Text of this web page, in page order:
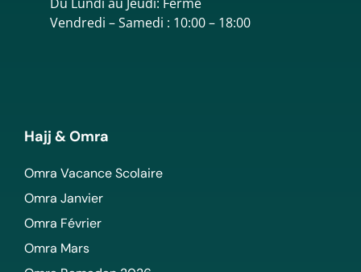
Vendredi – Samedi : 10:00 – 18:00
Hajj & Omra
Omra Vacance Scolaire
Omra Janvier
Omra Février
Omra Mars